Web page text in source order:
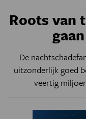
Roots van
De
uitzonderlijk goed
veertig